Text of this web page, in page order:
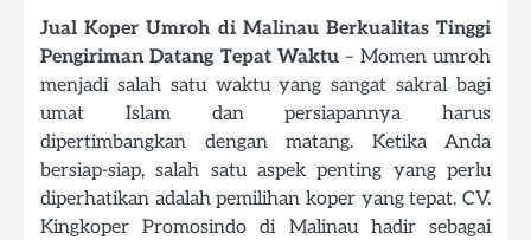
Jual Koper Umroh di Malinau Berkualitas Tinggi
Pengiriman Datang Tepat Waktu – Momen umroh
menjadi salah satu waktu yang sangat sakral bagi
umat Islam dan persiapannya harus
dipertimbangkan dengan matang. Ketika Anda
bersiap-siap, salah satu aspek penting yang perlu
diperhatikan adalah pemilihan koper yang tepat. CV.
Kingkoper Promosindo di Malinau hadir sebagai